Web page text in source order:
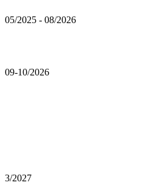
05/2025 - 08/2026
09-10/2026
3/2027